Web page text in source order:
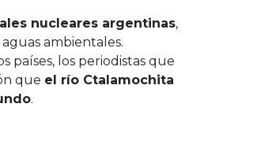
nucleares argentinas,
ambientales.
países, los periodistas que
que el río Ctalamochita
.